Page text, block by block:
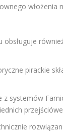
włożenia
obsługuje
pirackie
z systemów